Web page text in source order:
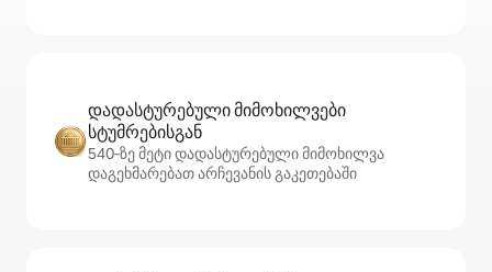
დადასტურებული მიმოხილვები
სტუმრებისგან
540‑ზე მეტი დადასტურებული მიმოხილვა
დაგეხმარებათ არჩევანის გაკეთებაში